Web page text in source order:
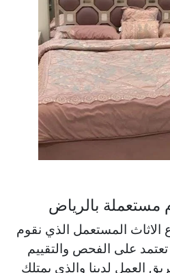
بالرياض
الاثاث المستعمل الذي نقوم
على الفحص والتقييم
العمل لدينا والذي يمتلك